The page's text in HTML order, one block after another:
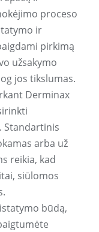
proceso
ir
pirkimą
užsakymo
jos tikslumas.
Derminax
Standartinis
arba už
reikia, kad
siūlomos
būdą,